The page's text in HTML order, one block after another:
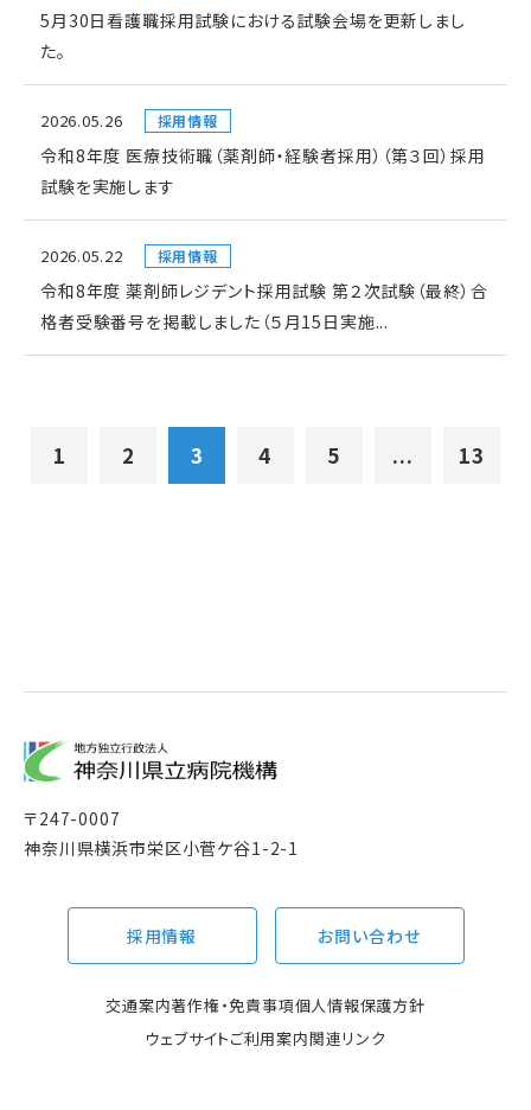
5月30日看護職採用試験における試験会場を更新しまし
た。
2026.05.26 採用情報
令和8年度 医療技術職（薬剤師・経験者採用）（第３回）採用
試験を実施します
2026.05.22 採用情報
令和8年度 薬剤師レジデント採用試験 第２次試験（最終）合
格者受験番号を掲載しました（５月15日実施...
1 2 3 4 5 ... 13
〒247-0007
神奈川県横浜市栄区小菅ケ谷1-2-1
採用情報 お問い合わせ
交通案内著作権・免責事項個人情報保護方針
ウェブサイトご利用案内関連リンク